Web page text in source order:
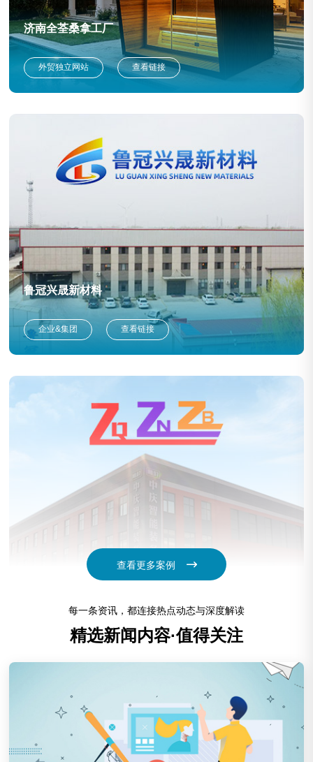
济南全荃桑拿工厂
外贸独立网站 查看链接
鲁冠兴晟新材料
企业&集团 查看链接
中庆智能装备
企业&集团 查看链接
查看更多案例
每一条资讯，都连接热点动态与深度解读
精选新闻内容·值得关注